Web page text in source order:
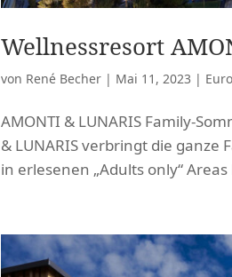
Wellnessresort
von René Becher | Mai 11, 2023 |
AMONTI & LUNARIS Family-
& LUNARIS verbringt die ganze
in erlesenen „Adults only“